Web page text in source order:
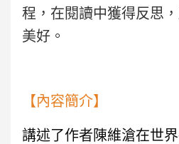
程，在閱讀中獲得反思
美好。
【內容簡介】
講述了作者陳維滄在世